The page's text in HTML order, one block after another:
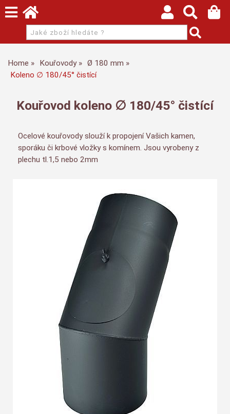
Home Kouřovody
Ø 180 mm
Koleno ∅ 180/45° čistící
Kouřovod koleno ∅ 180/45° čistící
Ocelové kouřovody slouží k propojení Vašich kamen,
sporáku či krbové vložky s komínem. Jsou vyrobeny z
plechu tl.1,5 nebo 2mm